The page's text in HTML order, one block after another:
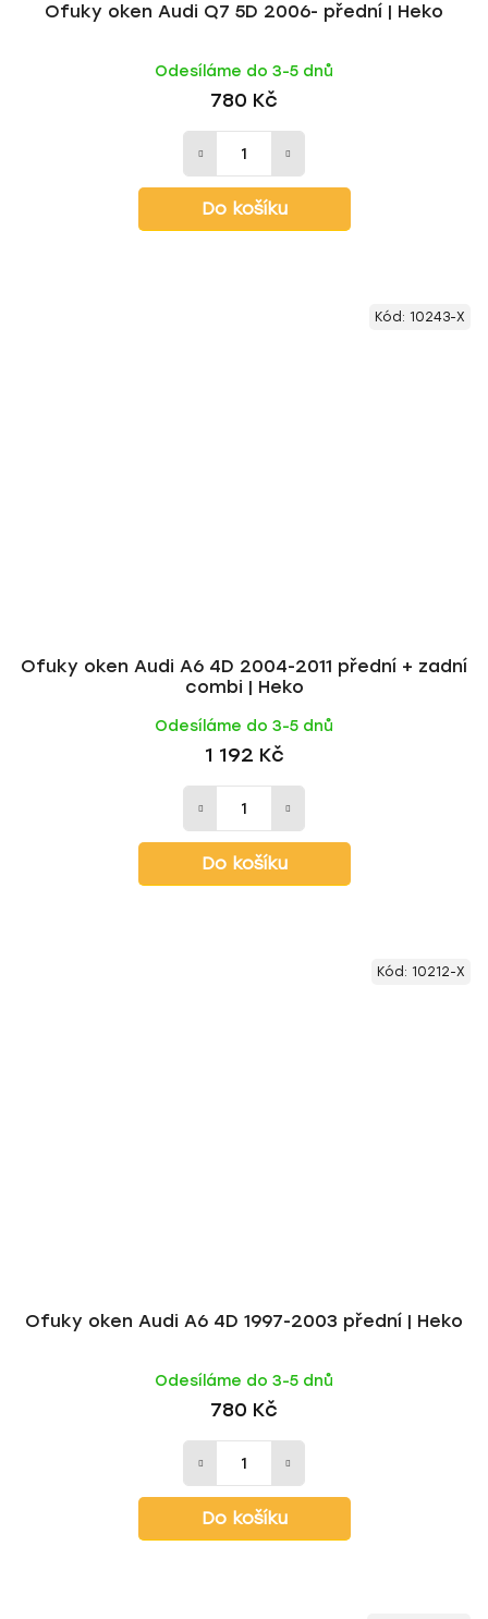
Ofuky oken Audi Q7 5D 2006- přední | Heko
Odesíláme do 3-5 dnů
780 Kč
Do košíku
Ofuky oken Audi A6 4D 2004-2011 přední + zadní
combi | Heko
Odesíláme do 3-5 dnů
1 192 Kč
Do košíku
Kód: 10243-X
Ofuky oken Audi A6 4D 1997-2003 přední | Heko
Odesíláme do 3-5 dnů
780 Kč
Do košíku
Kód: 10212-X